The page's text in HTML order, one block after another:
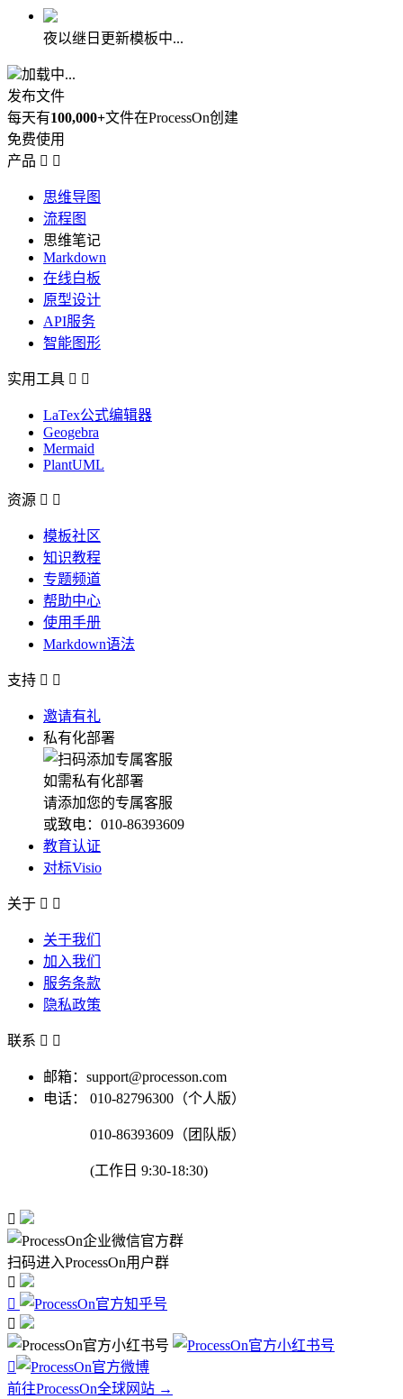
夜以继日更新模板中...
加载中...
发布文件
每天有100,000+文件在ProcessOn创建
免费使用
产品  
思维导图
流程图
思维笔记
Markdown
在线白板
原型设计
API服务
智能图形
实用工具  
LaTex公式编辑器
Geogebra
Mermaid
PlantUML
资源  
模板社区
知识教程
专题频道
帮助中心
使用手册
Markdown语法
支持  
邀请有礼
私有化部署
如需私有化部署
请添加您的专属客服
或致电：010-86393609
教育认证
对标Visio
关于  
关于我们
加入我们
服务条款
隐私政策
联系  
邮箱：support@processon.com
电话：
010-82796300（个人版）
010-86393609（团队版）
(工作日 9:30-18:30)

扫码进入ProcessOn用户群




前往ProcessOn全球网站 →